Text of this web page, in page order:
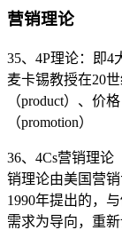
营销理论
35、4P理论：即4
麦卡锡教授在20
（product）、价
（promotion）
36、4Cs营销理论
销理论由美国营销
1990年提出的，
需求为导向，重